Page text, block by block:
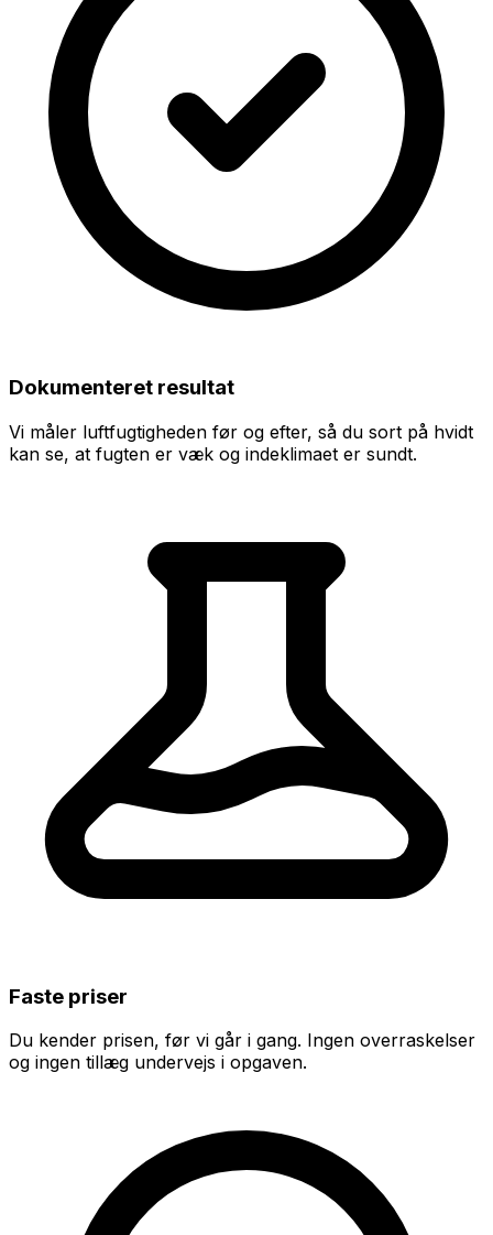
Dokumenteret resultat
Vi måler luftfugtigheden før og efter, så du sort på hvidt
kan se, at fugten er væk og indeklimaet er sundt.
Faste priser
Du kender prisen, før vi går i gang. Ingen overraskelser
og ingen tillæg undervejs i opgaven.